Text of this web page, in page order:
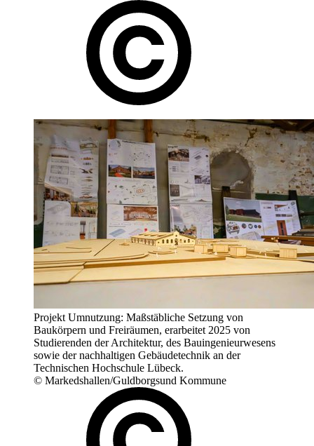
Projekt Umnutzung: Maßstäbliche Setzung von
Baukörpern und Freiräumen, erarbeitet 2025 von
Studierenden der Architektur, des Bauingenieurwesens
sowie der nachhaltigen Gebäudetechnik an der
Technischen Hochschule Lübeck.
© Markedshallen/Guldborgsund Kommune